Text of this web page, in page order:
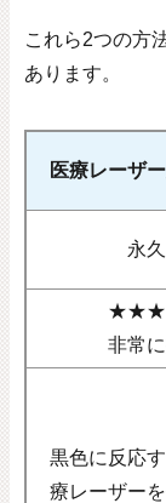
これら2つの方
あります。
医療レーザ
永
非常
黒色に反応
療レーザー